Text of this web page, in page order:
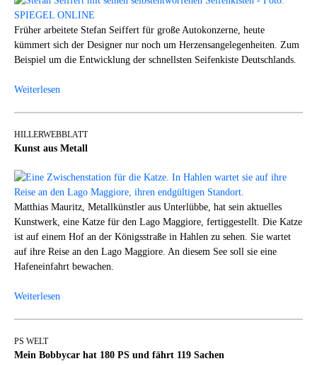
Früher arbeitete Stefan Seiffert für große Autokonzerne, heute
kümmert sich der Designer nur noch um Herzensangelegenheiten. Zum
Beispiel um die Entwicklung der schnellsten Seifenkiste Deutschlands.
Weiterlesen
HILLERWEBBLATT
Kunst aus Metall
Matthias Mauritz, Metallkünstler aus Unterlübbe, hat sein aktuelles
Kunstwerk, eine Katze für den Lago Maggiore, fertiggestellt. Die Katze
ist auf einem Hof an der Königsstraße in Hahlen zu sehen. Sie wartet
auf ihre Reise an den Lago Maggiore. An diesem See soll sie eine
Hafeneinfahrt bewachen.
Weiterlesen
PS WELT
Mein Bobbycar hat 180 PS und fährt 119 Sachen